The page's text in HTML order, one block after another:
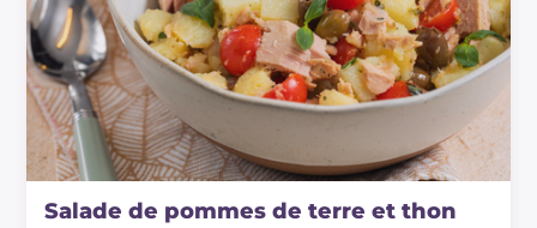
Salade de pommes de terre et thon